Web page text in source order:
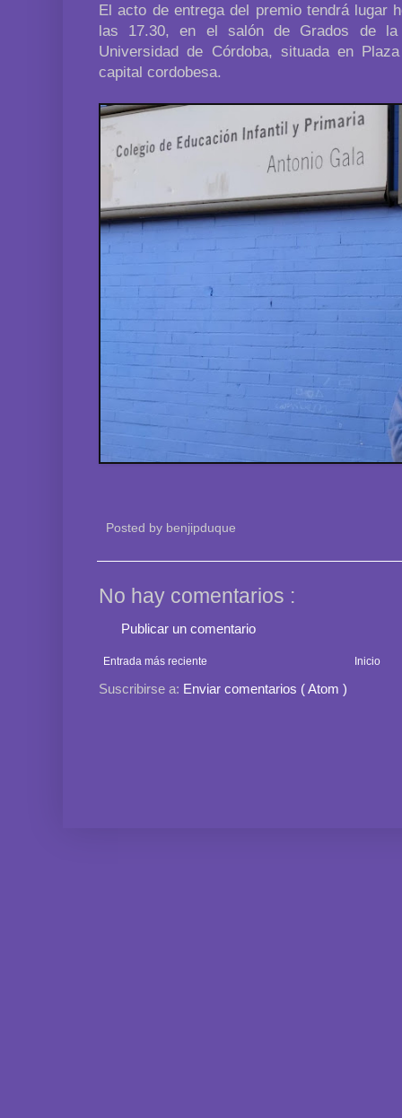
El acto de entrega del premio tendrá lugar
las 17.30, en el salón de Grados de
Universidad de Córdoba, situada en
capital cordobesa.
Posted by benjipduque
No hay comentarios :
Publicar un comentario
Entrada más reciente Inicio
Suscribirse a: Enviar comentarios ( Atom )